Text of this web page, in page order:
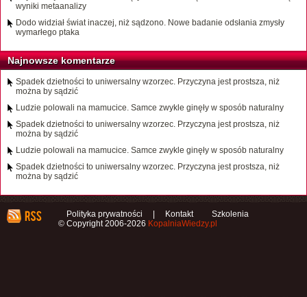
wyniki metaanalizy
Dodo widział świat inaczej, niż sądzono. Nowe badanie odsłania zmysły
wymarłego ptaka
Najnowsze komentarze
Spadek dzietności to uniwersalny wzorzec. Przyczyna jest prostsza, niż
można by sądzić
Ludzie polowali na mamucice. Samce zwykle ginęły w sposób naturalny
Spadek dzietności to uniwersalny wzorzec. Przyczyna jest prostsza, niż
można by sądzić
Ludzie polowali na mamucice. Samce zwykle ginęły w sposób naturalny
Spadek dzietności to uniwersalny wzorzec. Przyczyna jest prostsza, niż
można by sądzić
Polityka prywatności Kontakt
Szkolenia
© Copyright 2006-2026 KopalniaWiedzy.pl